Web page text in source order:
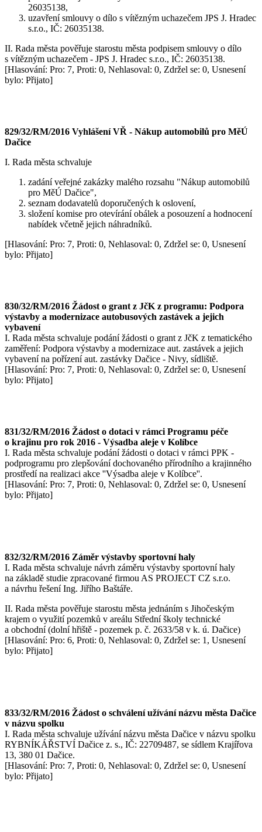
26035138,
uzavření smlouvy o dílo s vítězným uchazečem JPS J. Hradec
s.r.o., IČ: 26035138.
II. Rada města pověřuje starostu města podpisem smlouvy o dílo
s vítězným uchazečem - JPS J. Hradec s.r.o., IČ: 26035138.
[Hlasování: Pro: 7, Proti: 0, Nehlasoval: 0, Zdržel se: 0, Usnesení
bylo: Přijato]
829/32/RM/2016 Vyhlášení VŘ - Nákup automobilů pro MěÚ
Dačice
I. Rada města schvaluje
zadání veřejné zakázky malého rozsahu "Nákup automobilů
pro MěÚ Dačice",
seznam dodavatelů doporučených k oslovení,
složení komise pro otevírání obálek a posouzení a hodnocení
nabídek včetně jejich náhradníků.
[Hlasování: Pro: 7, Proti: 0, Nehlasoval: 0, Zdržel se: 0, Usnesení
bylo: Přijato]
830/32/RM/2016 Žádost o grant z JčK z programu: Podpora
výstavby a modernizace autobusových zastávek a jejich
vybavení
I. Rada města schvaluje podání žádosti o grant z JčK z tematického
zaměření: Podpora výstavby a modernizace aut. zastávek a jejich
vybavení na pořízení aut. zastávky Dačice - Nivy, sídliště.
[Hlasování: Pro: 7, Proti: 0, Nehlasoval: 0, Zdržel se: 0, Usnesení
bylo: Přijato]
831/32/RM/2016 Žádost o dotaci v rámci Programu péče
o krajinu pro rok 2016 - Výsadba aleje v Kolíbce
I. Rada města schvaluje podání žádosti o dotaci v rámci PPK -
podprogramu pro zlepšování dochovaného přírodního a krajinného
prostředí na realizaci akce ''Výsadba aleje v Kolíbce''.
[Hlasování: Pro: 7, Proti: 0, Nehlasoval: 0, Zdržel se: 0, Usnesení
bylo: Přijato]
832/32/RM/2016 Záměr výstavby sportovní haly
I. Rada města schvaluje návrh záměru výstavby sportovní haly
na základě studie zpracované firmou AS PROJECT CZ s.r.o.
a návrhu řešení Ing. Jiřího Baštáře.
II. Rada města pověřuje starostu města jednáním s Jihočeským
krajem o využití pozemků v areálu Střední školy technické
a obchodní (dolní hřiště - pozemek p. č. 2633/58 v k. ú. Dačice)
[Hlasování: Pro: 6, Proti: 0, Nehlasoval: 0, Zdržel se: 1, Usnesení
bylo: Přijato]
833/32/RM/2016 Žádost o schválení užívání názvu města Dačice
v názvu spolku
I. Rada města schvaluje užívání názvu města Dačice v názvu spolku
RYBNÍKÁŘSTVÍ Dačice z. s., IČ: 22709487, se sídlem Krajířova
13, 380 01 Dačice.
[Hlasování: Pro: 7, Proti: 0, Nehlasoval: 0, Zdržel se: 0, Usnesení
bylo: Přijato]